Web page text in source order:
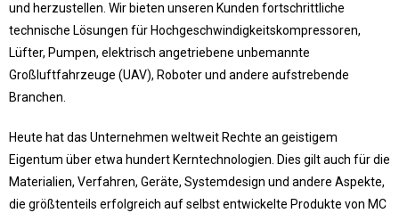
und herzustellen. Wir bieten unseren Kunden fortschrittliche
technische Lösungen für Hochgeschwindigkeitskompressoren,
Lüfter, Pumpen, elektrisch angetriebene unbemannte
Großluftfahrzeuge (UAV), Roboter und andere aufstrebende
Branchen.
Heute hat das Unternehmen weltweit Rechte an geistigem
Eigentum über etwa hundert Kerntechnologien. Dies gilt auch für die
Materialien, Verfahren, Geräte, Systemdesign und andere Aspekte,
die größtenteils erfolgreich auf selbst entwickelte Produkte von MC